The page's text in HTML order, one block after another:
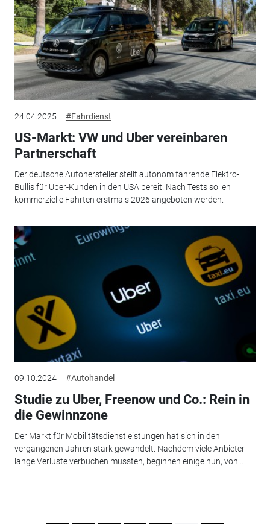
24.04.2025 #Fahrdienst
US-Markt: VW und Uber vereinbaren
Partnerschaft
Der deutsche Autohersteller stellt autonom fahrende Elektro-
Bullis für Uber-Kunden in den USA bereit. Nach Tests sollen
kommerzielle Fahrten erstmals 2026 angeboten werden.
09.10.2024 #Autohandel
Studie zu Uber, Freenow und Co.: Rein in
die Gewinnzone
Der Markt für Mobilitätsdienstleistungen hat sich in den
vergangenen Jahren stark gewandelt. Nachdem viele Anbieter
lange Verluste verbuchen mussten, beginnen einige nun, von...